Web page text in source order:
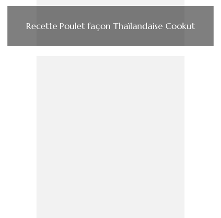
Recette Poulet façon Thaïlandaise Cookut